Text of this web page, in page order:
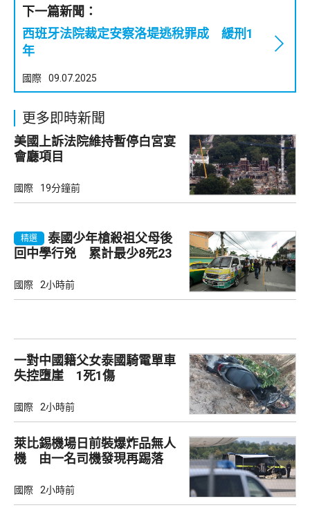
下一篇新聞：
西班牙法院裁定安察洛堤逃稅罪成 緩刑1
年
國際 09.07.2025
更多即時新聞
美國上訴法院維持暫停白宮宴
會廳項目
國際 19分鐘前
精選
泰國少年槍殺祖父母後
回中學行兇 累計最少8死23
國際 2小時前
一對中國籍父女泰國騎電單車
失控墮崖 1死1傷
國際 2小時前
萊比錫機場日前裝爆炸品無人
機 由一名司機發現再踢落
國際 2小時前